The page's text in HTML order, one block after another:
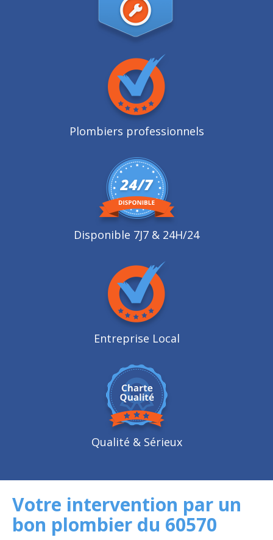
Plombiers professionnels
Disponible 7J7 & 24H/24
Entreprise Local
Qualité & Sérieux
Votre intervention par un
bon plombier du 60570